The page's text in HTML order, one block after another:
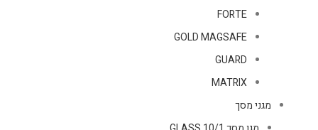
FORTE
GOLD MAGSAFE
GUARD
MATRIX
מגני מסך